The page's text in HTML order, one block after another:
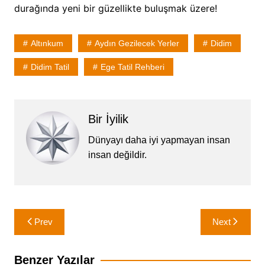
durağında yeni bir güzellikte buluşmak üzere!
Altınkum Aydın Gezilecek Yerler Didim
Didim Tatil Ege Tatil Rehberi
Bir İyilik
Dünyayı daha iyi yapmayan insan
insan değildir.
Yazı
gezinmesi
Prev Next
Benzer Yazılar